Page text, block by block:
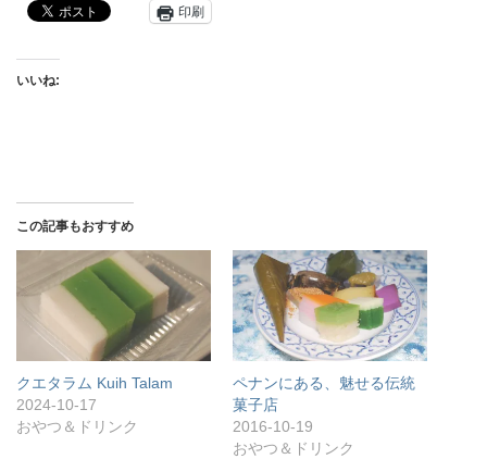
印刷
いいね:
この記事もおすすめ
クエタラム Kuih Talam
2024-10-17
おやつ＆ドリンク
ペナンにある、魅せる伝統
菓子店
2016-10-19
おやつ＆ドリンク